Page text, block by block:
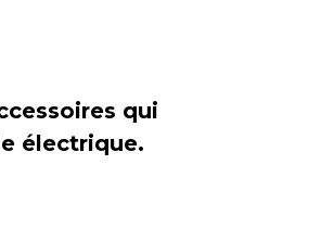
qui
électrique.